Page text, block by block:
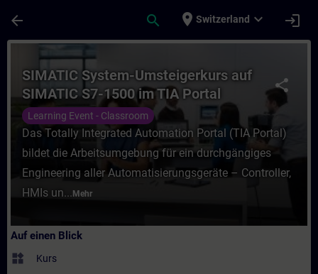
arrow_back search place Switzerland expand_more login
Kurs - SIMATIC System-Umsteigerkurs
share
SIMATIC System-Umsteigerkurs auf
SIMATIC S7-1500 im TIA Portal
Learning Event - Classroom
Das Totally Integrated Automation Portal (TIA Portal)
bildet die Arbeitsumgebung für ein durchgängiges
Engineering aller Automatisierungsgeräte – Controller,
HMIs un... Mehr
Auf einen Blick
widgets Kurs